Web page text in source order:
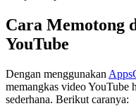
Cara Memotong
YouTube
Dengan menggunakan
memangkas video YouTube
sederhana. Berikut caranya: